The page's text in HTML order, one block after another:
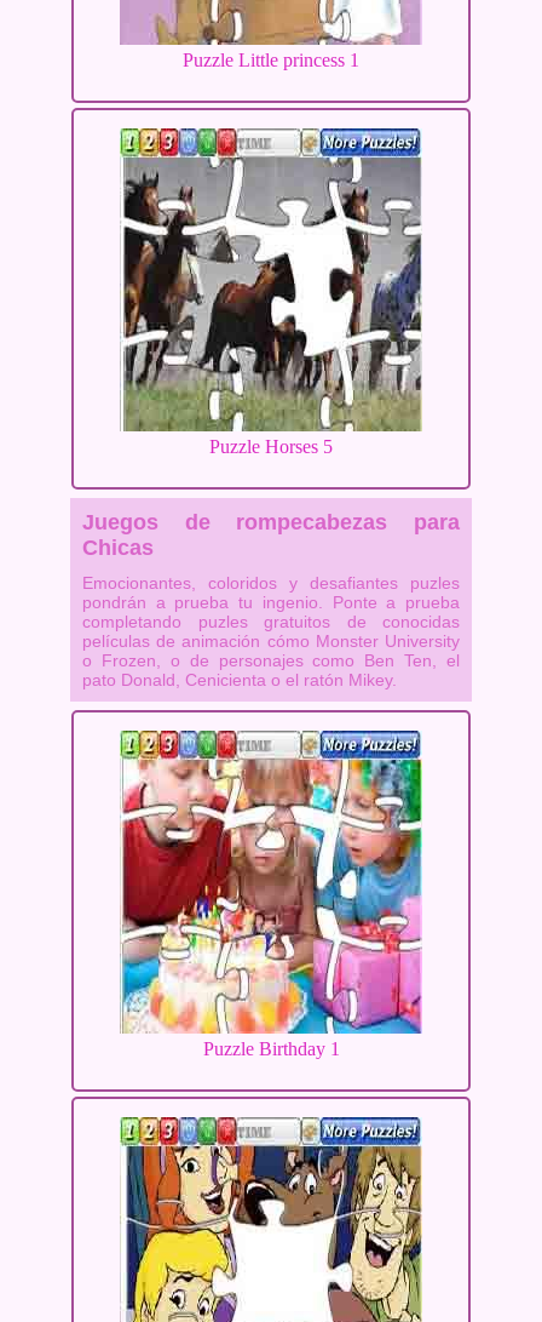
Puzzle Little princess 1
Puzzle Horses 5
Juegos de rompecabezas para
Chicas
Emocionantes, coloridos y desafiantes puzles
pondrán a prueba tu ingenio. Ponte a prueba
completando puzles gratuitos de conocidas
películas de animación cómo Monster University
o Frozen, o de personajes como Ben Ten, el
pato Donald, Cenicienta o el ratón Mikey.
Puzzle Birthday 1